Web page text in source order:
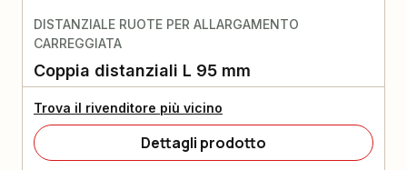
DISTANZIALE RUOTE PER ALLARGAMENTO
CARREGGIATA
Coppia distanziali L 95 mm
Trova il rivenditore più vicino
Dettagli prodotto